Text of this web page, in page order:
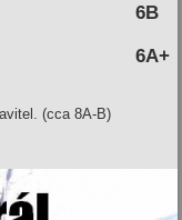
6B
6A+
(cca 8A-B)